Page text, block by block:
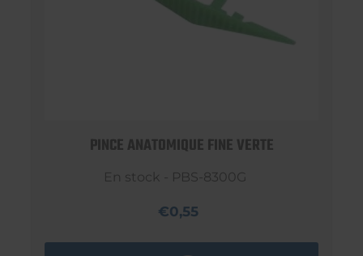
PINCE ANATOMIQUE FINE VERTE
En stock - PBS-8300G
€0,55